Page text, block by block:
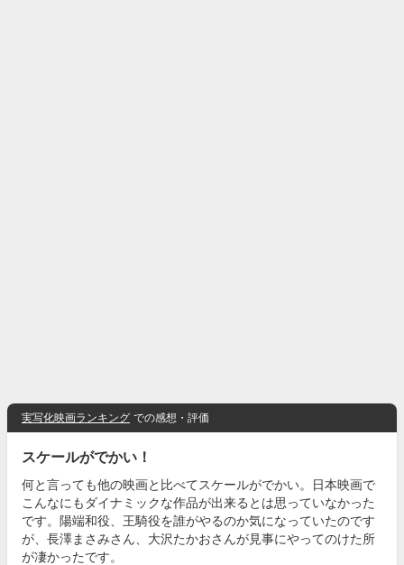
実写化映画ランキング での感想・評価
スケールがでかい！
何と言っても他の映画と比べてスケールがでかい。日本映画で
こんなにもダイナミックな作品が出来るとは思っていなかった
です。陽端和役、王騎役を誰がやるのか気になっていたのです
が、長澤まさみさん、大沢たかおさんが見事にやってのけた所
が凄かったです。